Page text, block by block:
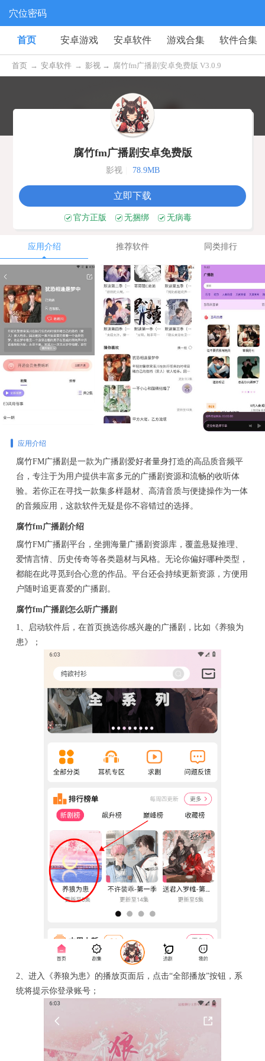
穴位密码
首页 安卓游戏 安卓软件 游戏合集 软件合集
首页 → 安卓软件 → 影视 → 腐竹fm广播剧安卓免费版 V3.0.9
腐竹fm广播剧安卓免费版
影视 78.9MB
立即下载
官方正版 无捆绑 无病毒
应用介绍 推荐软件 同类排行
应用介绍
腐竹FM广播剧是一款为广播剧爱好者量身打造的高品质音频平
台，专注于为用户提供丰富多元的广播剧资源和流畅的收听体
验。若你正在寻找一款集多样题材、高清音质与便捷操作为一体
的音频应用，这款软件无疑是你不容错过的选择。
腐竹fm广播剧介绍
腐竹FM广播剧平台，坐拥海量广播剧资源库，覆盖悬疑推理、
爱情言情、历史传奇等各类题材与风格。无论你偏好哪种类型，
都能在此寻觅到合心意的作品。平台还会持续更新资源，方便用
户随时追更喜爱的广播剧。
腐竹fm广播剧怎么听广播剧
1、启动软件后，在首页挑选你感兴趣的广播剧，比如《养狼为
患》；
2、进入《养狼为患》的播放页面后，点击“全部播放”按钮，系
统将提示你登录账号；